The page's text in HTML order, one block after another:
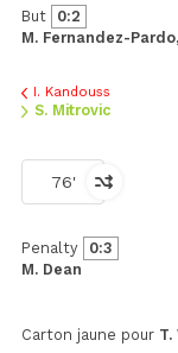
But
0:2
M. Fernandez-Pardo,
I. Kandouss
S. Mitrovic
76'
Penalty
0:3
M. Dean
Carton jaune pour T.